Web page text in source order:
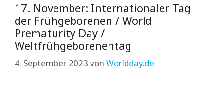
17. November: Internationaler Tag
der Frühgeborenen / World
Prematurity Day /
Weltfrühgeborenentag
4. September 2023 von Worldday.de